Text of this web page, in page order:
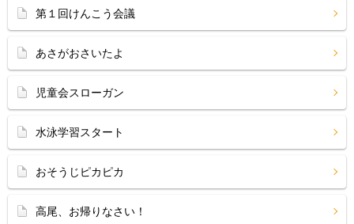
第１回けんこう会議
あさがおさいたよ
児童会スローガン
水泳学習スタート
おそうじピカピカ
高尾、お帰りなさい！